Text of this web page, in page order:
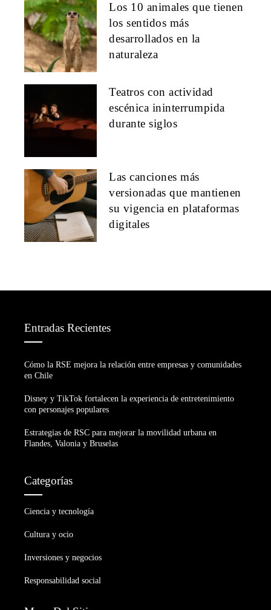
Los 10 animales que tienen
los sentidos más
desarrollados en la
naturaleza
Teatros con actividad
escénica ininterrumpida
durante siglos
Las canciones más
versionadas que mantienen
su vigencia en plataformas
digitales
Entradas Recientes
Cómo la RSE mejora la relación entre empresas y comunidades
en Chile
Disney y TikTok fortalecen la experiencia de entretenimiento
con personajes populares
Estrategias de RSC para mejorar la movilidad urbana en
Flandes, Valonia y Bruselas
Categorías
Ciencia y tecnología
Cultura y ocio
Inversiones y negocios
Responsabilidad social